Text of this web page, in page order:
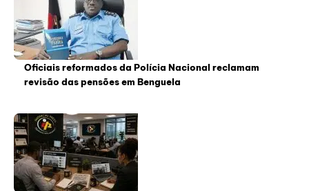
Oficiais reformados da Polícia Nacional reclamam
revisão das pensões em Benguela